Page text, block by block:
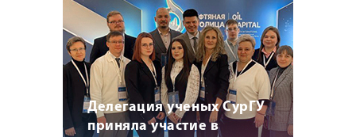
Делегация ученых СурГУ
приняла участие в